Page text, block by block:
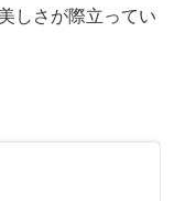
しさが際立ってい